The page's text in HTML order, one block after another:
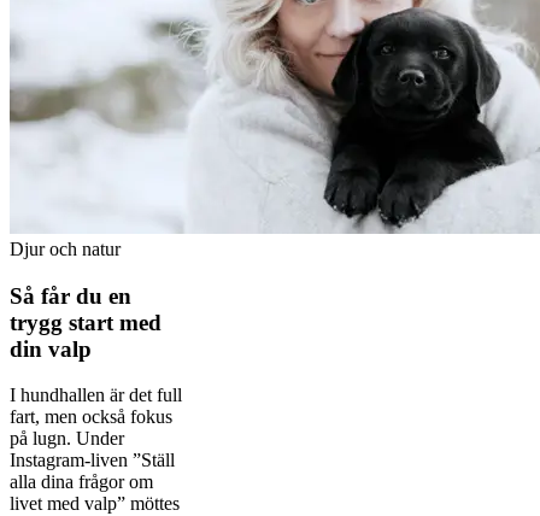
Djur och natur
Så får du en
trygg start med
din valp
I hundhallen är det full
fart, men också fokus
på lugn. Under
Instagram-liven ”Ställ
alla dina frågor om
livet med valp” möttes